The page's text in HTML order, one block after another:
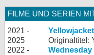
FILME UND SERIEN
2021 -
2025
Originaltitel:
2022 -
Wednesday